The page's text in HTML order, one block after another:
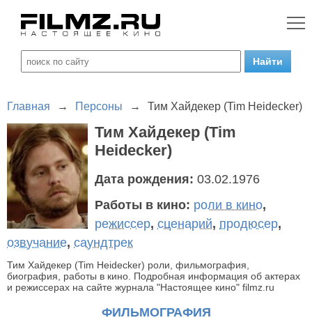
Главная → Персоны → Тим Хайдекер (Tim Heidecker)
Тим Хайдекер (Tim
Heidecker)
Дата рождения: 03.02.1976
Работы в кино: роли в кино,
режиссер, сценарий, продюсер,
озвучание, саундтрек
Тим Хайдекер (Tim Heidecker) роли, фильмография,
биография, работы в кино. Подробная информация об актерах
и режиссерах на сайте журнала "Настоящее кино" filmz.ru
ФИЛЬМОГРАФИЯ